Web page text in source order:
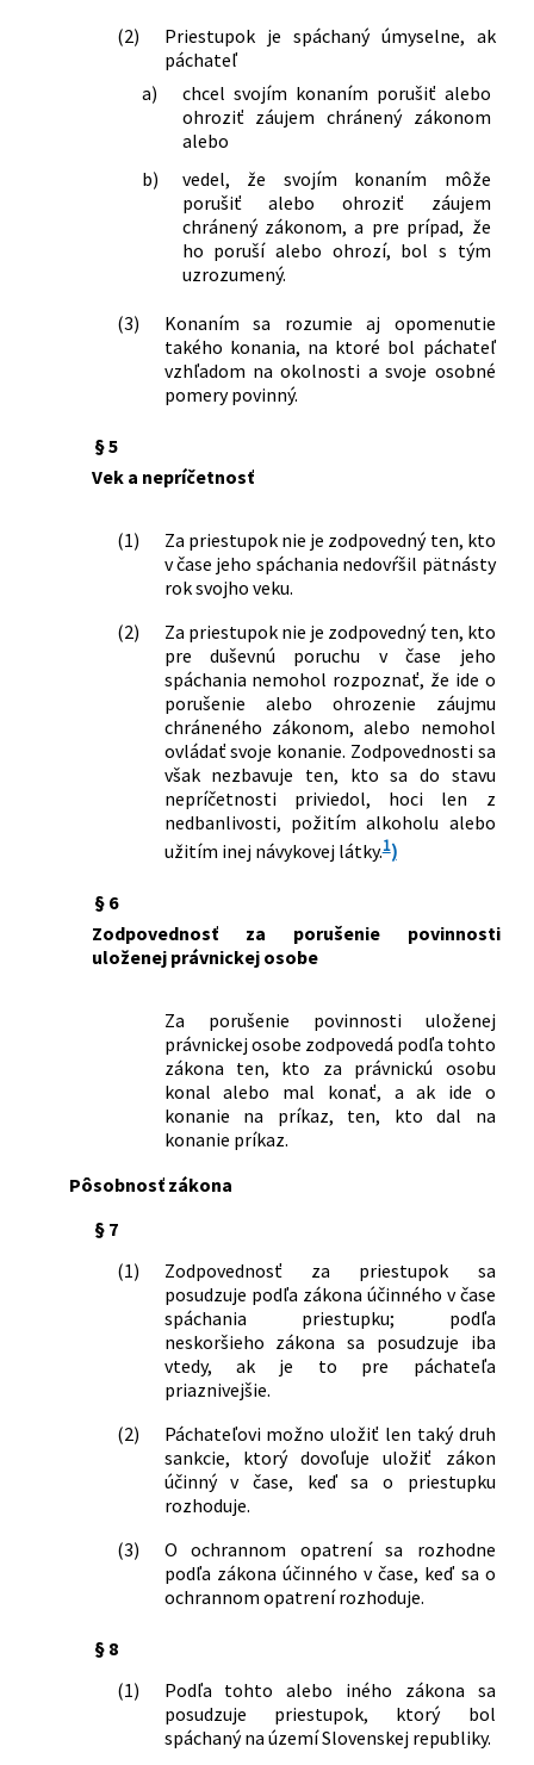
285/1995 Z. z.
Zákon Národnej rady Slovenskej
republiky o rastlinolekárskej
starostlivosti
Zákon Národnej rady Slovenskej
republiky o cestnej doprave
143/1998 Z. z.
Zákon o civilnom letectve (letecký
zákon) a o zmene a doplnení
niektorých zákonov
Nález Ústavného súdu Slovenskej
republiky z 15. októbra 1998 vo veci
ods. 1 zákona Slovenskej národnej rady
č. 372/1990 Zb. o priestupkoch s
Ústavou Slovenskej republiky a s
Dohovorom o ochrane ľudských práv a
298/1999 Z. z.
Zákon o správe štátnych hraníc
štátnej geologickej správe (geologický
zákon)
195/2000 Z. z.
Zákon o telekomunikáciách
informáciám a o zmene a doplnení
niektorých zákonov (zákon o slobode
informácií)
367/2000 Z. z.
Zákon o ochrane pred legalizáciou
príjmov z trestnej činnosti a o zmene a
doplnení niektorých zákonov
122/2001 Z. z.
Zákon, ktorým sa mení a dopĺňa zákon
č. 372/1990 Zb. o priestupkoch v znení
neskorších predpisov
253/2001 Z. z.
Zákon, ktorým sa mení a dopĺňa zákon
č. 140/1961 Zb. Trestný zákon v znení
doplnení niektorých zákonov
441/2001 Z. z.
Zákon o presune niektorých
pôsobností z Policajného zboru na
okresné úrady a na krajské úrady
490/2001 Z. z.
Zákon, ktorým sa mení a dopĺňa zákon
Národnej rady Slovenskej republiky č.
znení neskorších predpisov a o zmene a
507/2001 Z. z.
139/2002 Z. z.
Zákon o rybárstve
422/2002 Z. z.
Zákon, ktorým sa mení a dopĺňa zákon
č. 141/1961 Zb. o trestnom konaní
súdnom (Trestný poriadok) v znení
neskorších predpisov a o zmene a
doplnení niektorých zákonov
190/2003 Z. z.
Zákon o strelných zbraniach a strelive
a o zmene a doplnení niektorých
zákonov
430/2003 Z. z.
Zákon, ktorým sa mení a dopĺňa zákon
poistení zodpovednosti za škodu
spôsobenú prevádzkou motorového
vozidla a o zmene a doplnení
niektorých zákonov
510/2003 Z. z.
Zákon, ktorým sa mení a dopĺňa zákon
Národnej rady Slovenskej republiky č.
(2)
Priestupok je spáchaný úmyselne, ak
páchateľ
a)
chcel svojím konaním porušiť alebo
ohroziť záujem chránený zákonom
alebo
b)
vedel, že svojím konaním môže
porušiť alebo ohroziť záujem
chránený zákonom, a pre prípad, že
ho poruší alebo ohrozí, bol s tým
uzrozumený.
(3)
Konaním sa rozumie aj opomenutie
takého konania, na ktoré bol páchateľ
vzhľadom na okolnosti a svoje osobné
pomery povinný.
§ 5
Vek a nepríčetnosť
(1)
Za priestupok nie je zodpovedný ten, kto
v čase jeho spáchania nedovŕšil pätnásty
rok svojho veku.
(2)
Za priestupok nie je zodpovedný ten, kto
pre duševnú poruchu v čase jeho
spáchania nemohol rozpoznať, že ide o
porušenie alebo ohrozenie záujmu
chráneného zákonom, alebo nemohol
ovládať svoje konanie. Zodpovednosti sa
však nezbavuje ten, kto sa do stavu
nepríčetnosti priviedol, hoci len z
nedbanlivosti, požitím alkoholu alebo
užitím inej návykovej látky.1)
§ 6
Zodpovednosť za porušenie povinnosti
uloženej právnickej osobe
Za porušenie povinnosti uloženej
právnickej osobe zodpovedá podľa tohto
zákona ten, kto za právnickú osobu
konal alebo mal konať, a ak ide o
konanie na príkaz, ten, kto dal na
konanie príkaz.
Pôsobnosť zákona
§ 7
(1)
Zodpovednosť za priestupok sa
posudzuje podľa zákona účinného v čase
spáchania priestupku; podľa
neskoršieho zákona sa posudzuje iba
vtedy, ak je to pre páchateľa
priaznivejšie.
(2)
Páchateľovi možno uložiť len taký druh
sankcie, ktorý dovoľuje uložiť zákon
účinný v čase, keď sa o priestupku
rozhoduje.
(3)
O ochrannom opatrení sa rozhodne
podľa zákona účinného v čase, keď sa o
ochrannom opatrení rozhoduje.
§ 8
(1)
Podľa tohto alebo iného zákona sa
posudzuje priestupok, ktorý bol
spáchaný na území Slovenskej republiky.